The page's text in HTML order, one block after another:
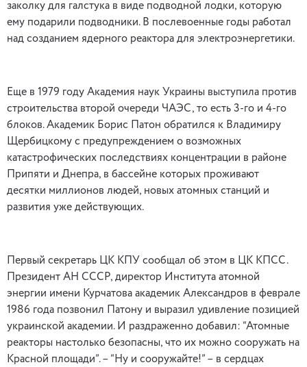
заколку для галстука в виде подводной лодки, которую
ему подарили подводники. В послевоенные годы работал
над созданием ядерного реактора для электроэнергетики.
Еще в 1979 году Академия наук Украины выступила против
строительства второй очереди ЧАЭС, то есть 3-го и 4-го
блоков. Академик Борис Патон обратился к Владимиру
Щербицкому с предупреждением о возможных
катастрофических последствиях концентрации в районе
Припяти и Днепра, в бассейне которых проживают
десятки миллионов людей, новых атомных станций и
развития уже действующих.
Первый секретарь ЦК КПУ сообщал об этом в ЦК КПСС.
Президент АН СССР, директор Института атомной
энергии имени Курчатова академик Александров в феврале
1986 года позвонил Патону и выразил удивление позицией
украинской академии. И раздраженно добавил: “Атомные
реакторы настолько безопасны, что их можно сооружать на
Красной площади”. – “Ну и сооружайте!” – в сердцах